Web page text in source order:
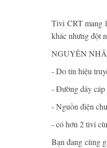
Tivi CRT mang
khác nhưng đột
NGUYÊN
- Do tín hiệu
- Đường dây cáp
- Nguồn điện
- có hơn 2 tivi
Bạn đang cùng